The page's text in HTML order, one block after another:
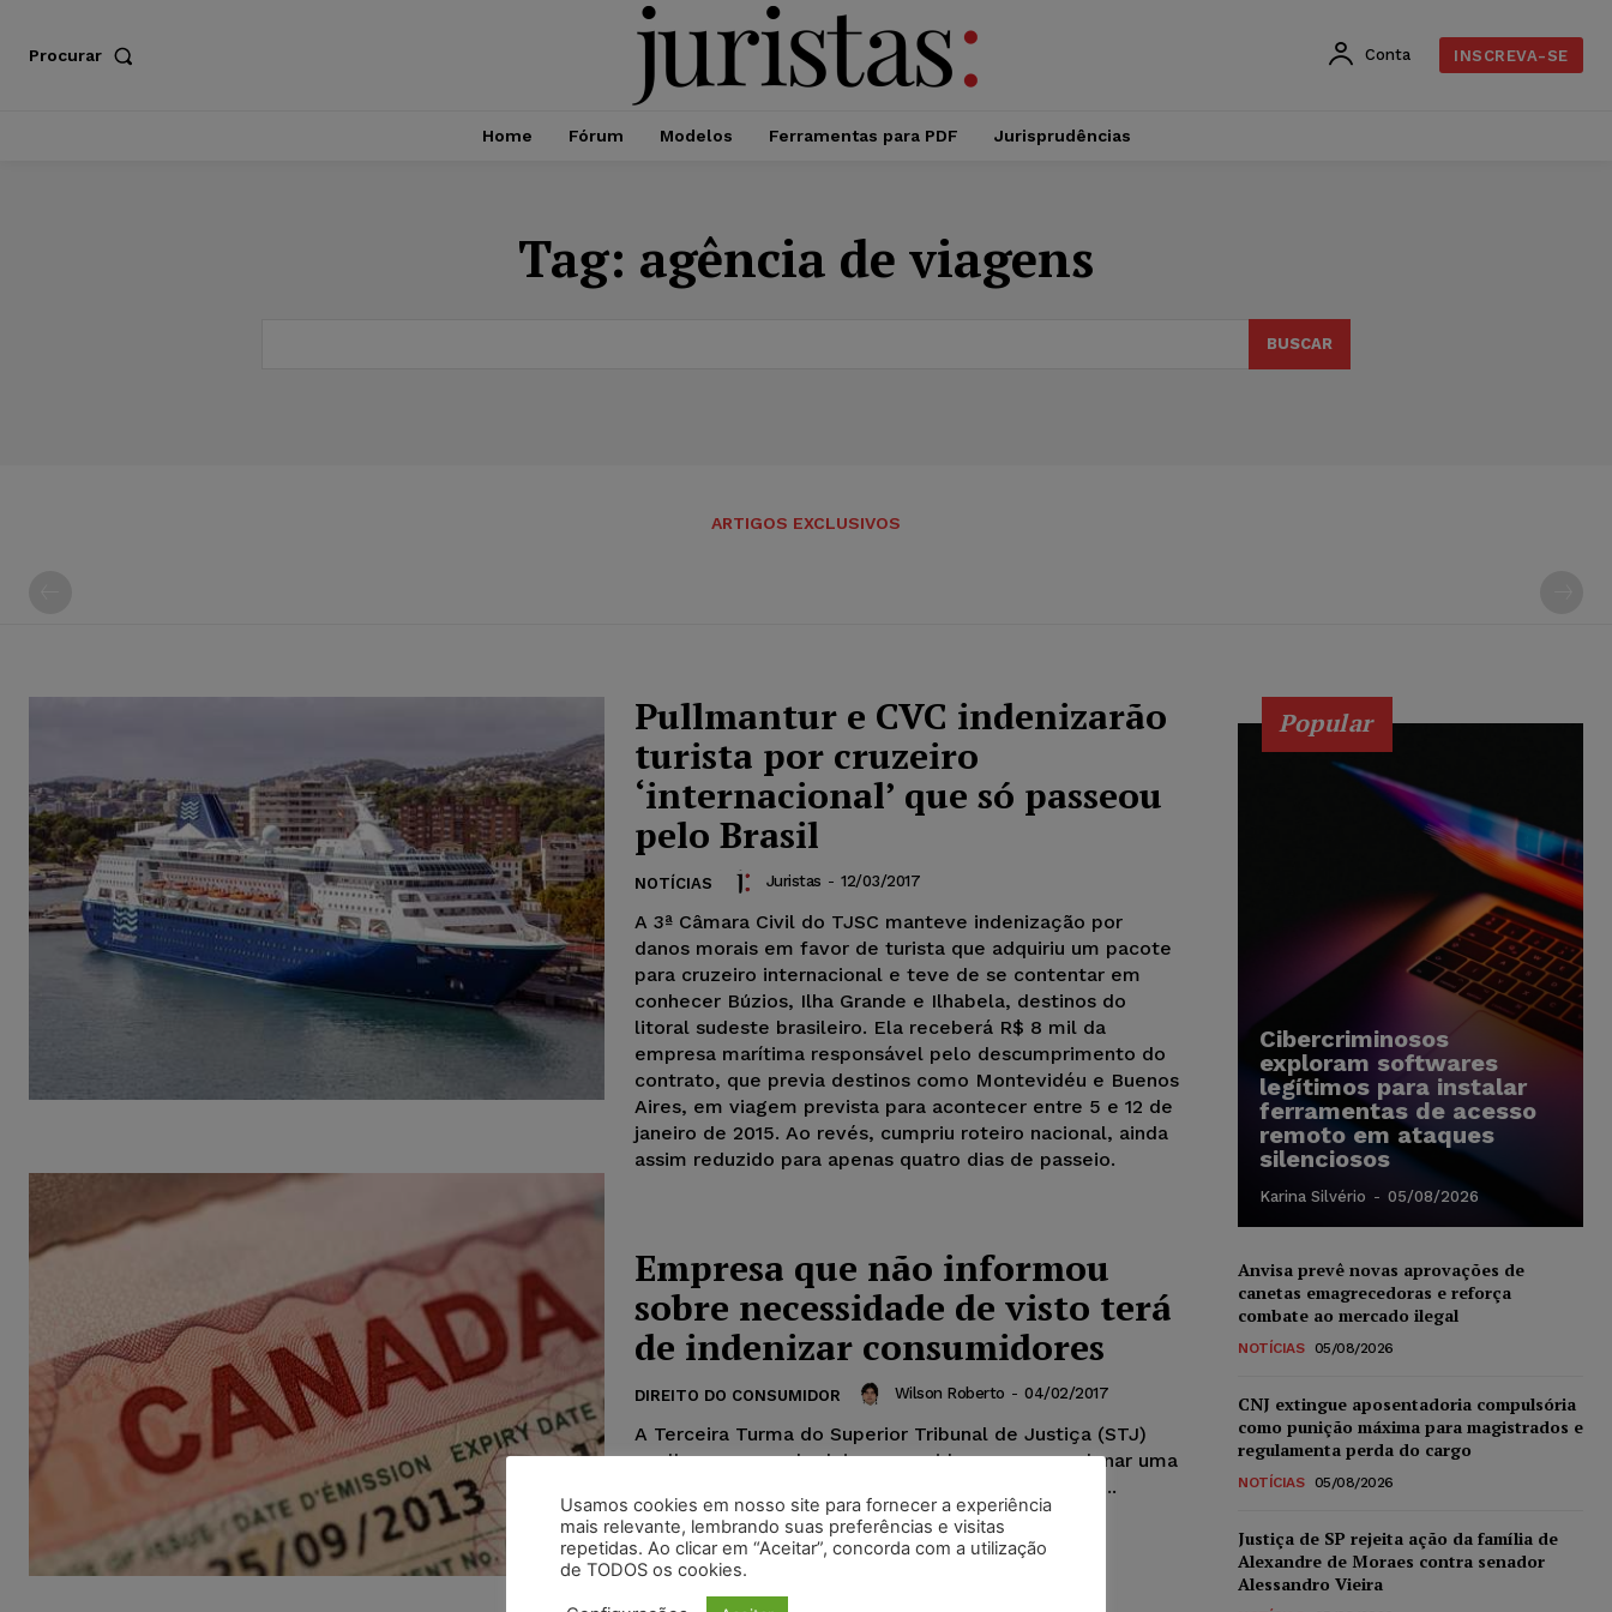
Procurar Conta INSCREVA-SE
Home Fórum Modelos Ferramentas para PDF Jurisprudências
Tag: agência de viagens
BUSCAR
ARTIGOS EXCLUSIVOS
Pullmantur e CVC indenizarão
turista por cruzeiro
‘internacional’ que só passeou
pelo Brasil
NOTÍCIAS Juristas - 12/03/2017
A 3ª Câmara Civil do TJSC manteve indenização por
danos morais em favor de turista que adquiriu um pacote
para cruzeiro internacional e teve de se contentar em
conhecer Búzios, Ilha Grande e Ilhabela, destinos do
litoral sudeste brasileiro. Ela receberá R$ 8 mil da
empresa marítima responsável pelo descumprimento do
contrato, que previa destinos como Montevidéu e Buenos
Aires, em viagem prevista para acontecer entre 5 e 12 de
janeiro de 2015. Ao revés, cumpriu roteiro nacional, ainda
assim reduzido para apenas quatro dias de passeio.
Empresa que não informou
sobre necessidade de visto terá
de indenizar consumidores
DIREITO DO CONSUMIDOR Wilson Roberto - 04/02/2017
A Terceira Turma do Superior Tribunal de Justiça (STJ)
acolheu recurso de dois consumidores para condenar uma
agência de turismo ao pagamento de indenização...
Popular
Cibercriminosos
exploram softwares
legítimos para instalar
ferramentas de acesso
remoto em ataques
silenciosos
Karina Silvério - 05/08/2026
Anvisa prevê novas aprovações de
canetas emagrecedoras e reforça
combate ao mercado ilegal
NOTÍCIAS 05/08/2026
CNJ extingue aposentadoria compulsória
como punição máxima para magistrados e
regulamenta perda do cargo
NOTÍCIAS 05/08/2026
Justiça de SP rejeita ação da família de
Alexandre de Moraes contra senador
Alessandro Vieira
Usamos cookies em nosso site para fornecer a experiência
mais relevante, lembrando suas preferências e visitas
repetidas. Ao clicar em “Aceitar”, concorda com a utilização
de TODOS os cookies.